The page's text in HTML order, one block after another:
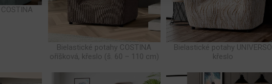
Bielastické potahy COSTINA
oříšková, křeslo (š. 60 – 110 cm)
Bielastické potahy UNIVERSO
křeslo